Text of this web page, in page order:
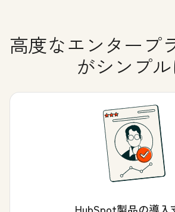
高度なエンタープ
がシンプ